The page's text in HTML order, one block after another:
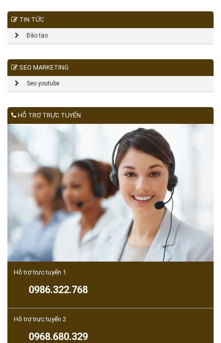
TIN TỨC
Đào tạo
SEO MARKETING
Seo youtube
HỖ TRỢ TRỰC TUYẾN
Hỗ trợ trực tuyến 1
0986.322.768
Hỗ trợ trực tuyến 2
0968.680.329